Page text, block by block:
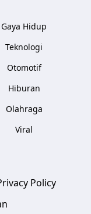
Gaya Hidup
Teknologi
Otomotif
Hiburan
Olahraga
Viral
Policy